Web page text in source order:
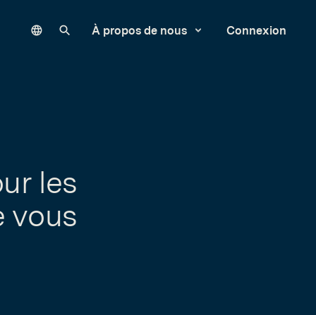
LanguageRechercher sur notre site
À propos de nous Connexion
les
vous